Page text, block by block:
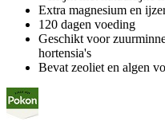
Extra magnesium en
120 dagen voeding
Geschikt voor
hortensia's
Bevat zeoliet en algen